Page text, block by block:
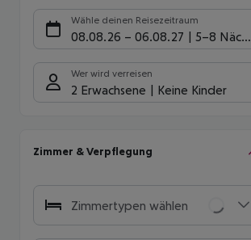
Wähle deinen Reisezeitraum
08.08.26 – 06.08.27 5-8 Nächte
Wer wird verreisen
2 Erwachsene Keine Kinder
Zimmer & Verpflegung
Zimmertypen wählen